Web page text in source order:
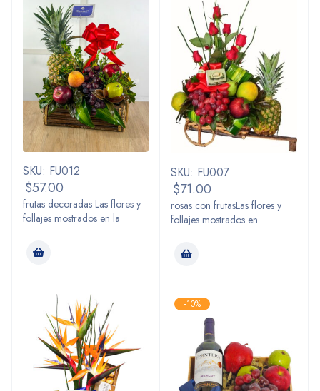
SKU: FU012
$57.00
frutas decoradas Las flores y
follajes mostrados en la
SKU: FU007
$71.00
rosas con frutasLas flores y
follajes mostrados en
-10%